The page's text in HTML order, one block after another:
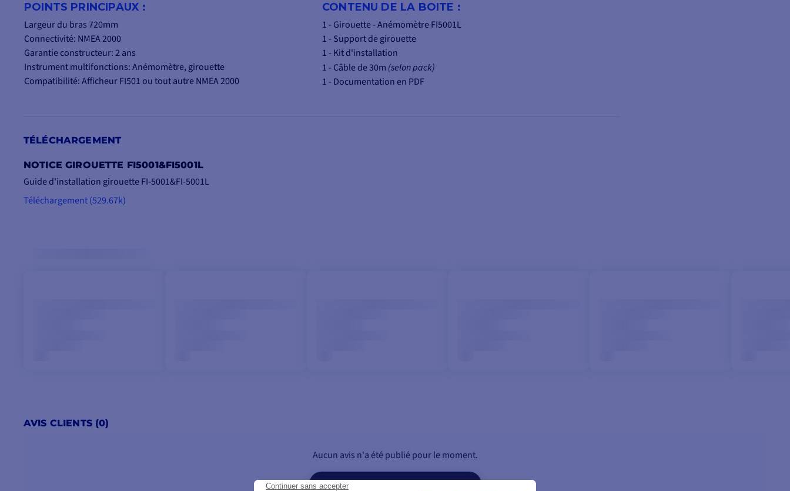
POINTS PRINCIPAUX :
Largeur du bras 720mm
Connectivité: NMEA 2000
Garantie constructeur: 2 ans
Instrument multifonctions: Anémomètre, girouette
Compatibilité: Afficheur FI501 ou tout autre NMEA 2000
CONTENU DE LA BOITE :
1 - Girouette - Anémomètre FI5001L
1 - Support de girouette
1 - Kit d'installation
1 - Câble de 30m (selon pack)
1 - Documentation en PDF
TÉLÉCHARGEMENT
NOTICE GIROUETTE FI5001&FI5001L
Guide d'installation girouette FI-5001&FI-5001L
Téléchargement (529.67k)
AVIS CLIENTS (0)
Aucun avis n'a été publié pour le moment.
CONNECTEZ-VOUS POUR LAISSER UN AVIS